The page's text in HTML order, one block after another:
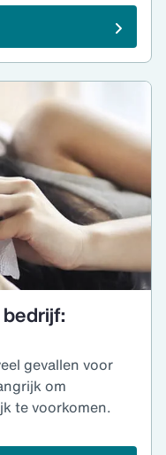
gevallen voor
om
te voorkomen.